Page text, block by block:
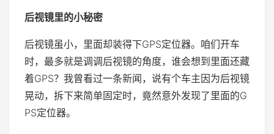
后视镜里的小秘密
后视镜虽小，里面却装得下GPS定位器。咱们开车
时，最多就是调调后视镜的角度，谁会想到里面还藏
着GPS？我曾看过一条新闻，说有个车主因为后视镜
晃动，拆下来简单固定时，竟然意外发现了里面的G
PS定位器。